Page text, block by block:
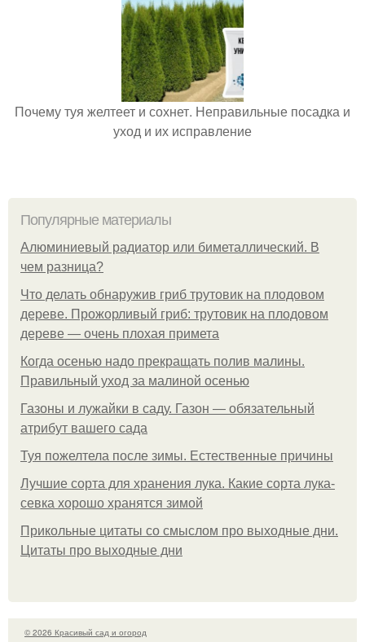
Почему туя желтеет и сохнет. Неправильные посадка и
уход и их исправление
Популярные материалы
Алюминиевый радиатор или биметаллический. В
чем разница?
Что делать обнаружив гриб трутовик на плодовом
дереве. Прожорливый гриб: трутовик на плодовом
дереве — очень плохая примета
Когда осенью надо прекращать полив малины.
Правильный уход за малиной осенью
Газоны и лужайки в саду. Газон — обязательный
атрибут вашего сада
Туя пожелтела после зимы. Естественные причины
Лучшие сорта для хранения лука. Какие сорта лука-
севка хорошо хранятся зимой
Прикольные цитаты со смыслом про выходные дни.
Цитаты про выходные дни
© 2026 Красивый сад и огород